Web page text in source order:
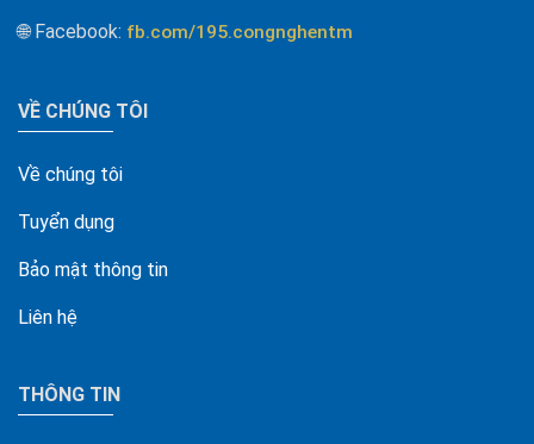
🌐 Facebook: fb.com/195.congnghentm
VỀ CHÚNG TÔI
Về chúng tôi
Tuyển dụng
Bảo mật thông tin
Liên hệ
THÔNG TIN